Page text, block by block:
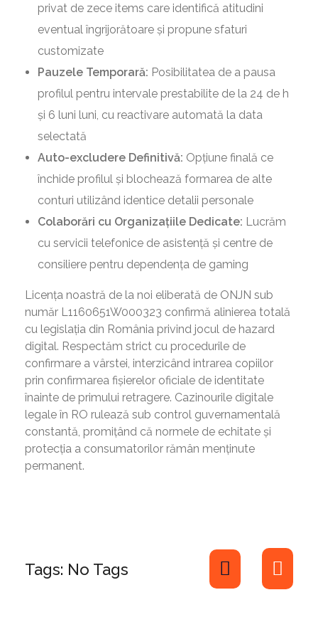
privat de zece items care identifică atitudini
eventual îngrijorătoare și propune sfaturi
customizate
Pauzele Temporară: Posibilitatea de a pausa
profilul pentru intervale prestabilite de la 24 de h
și 6 luni luni, cu reactivare automată la data
selectată
Auto-excludere Definitivă: Opțiune finală ce
închide profilul și blochează formarea de alte
conturi utilizând identice detalii personale
Colaborări cu Organizațiile Dedicate: Lucrăm
cu servicii telefonice de asistență și centre de
consiliere pentru dependența de gaming
Licența noastră de la noi eliberată de ONJN sub
număr L1160651W000323 confirmă alinierea totală
cu legislația din România privind jocul de hazard
digital. Respectăm strict cu procedurile de
confirmare a vârstei, interzicând intrarea copiilor
prin confirmarea fișierelor oficiale de identitate
înainte de primului retragere. Cazinourile digitale
legale în RO rulează sub control guvernamentală
constantă, promițând că normele de echitate și
protecția a consumatorilor rămân menținute
permanent.
Tags: No Tags